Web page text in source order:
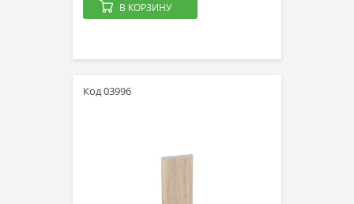
В КОРЗИНУ
Код 03996